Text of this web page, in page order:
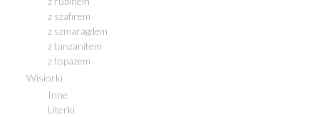
z szafirem
z szmaragdem
z tanzanitem
z topazem
Wisiorki
Inne
Literki